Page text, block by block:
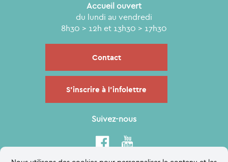
Accueil ouvert
du lundi au vendredi
8h30 > 12h et 13h30 > 17h30
Contact
S'inscrire à l'infolettre
Suivez-nous